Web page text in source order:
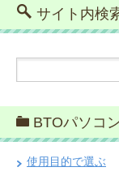
サイト内検
BTOパソコ
使用目的で選ぶ